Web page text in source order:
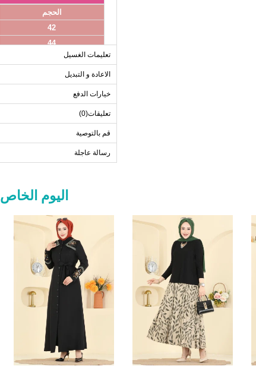
الحجم
42
44
52
تعليمات الغسيل
الاعادة و التبديل
خيارات الدفع
تعليقات(0)
قم بالتوصية
رسالة عاجلة
اليوم الخاص